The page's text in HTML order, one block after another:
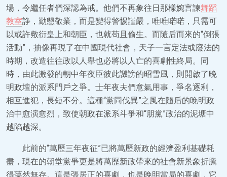
場，令繼任者們深認為戒。他們不再象往日那樣婉言諫舞蹈
教室諍，勤懇敬業，而是變得警惕謹嚴，唯唯喏喏，只需可
以或許敷衍皇上和朝臣，也就苟且偷生。而隨后而來的“倒張
活動”，抽像再現了在中國現代社會，天子一言定法或廢法的
時期，改造往往政以人舉也必將以人亡的喜劇性終局。同
時，由此激發的朝中年夜臣彼此譭謗的昭雪風，則開啟了晚
明政壇的派系門戶之爭。士年夜夫們意氣用事，爭名逐利，
相互進犯，長短不分。這種“黨同伐異”之風在隨后的晚明政
治中愈演愈烈，致使朝政在派系斗爭和“朋黨”政治的泥塘中
越陷越深。
此前的“萬歷三年夜征”已將萬歷新政的經濟盈利基礎耗
盡，現在的朝堂黨爭更是將萬歷新政帶來的社會新景象折騰
得蕩然無存。這是張居正的喜劇，也是晚明當局的喜劇，它